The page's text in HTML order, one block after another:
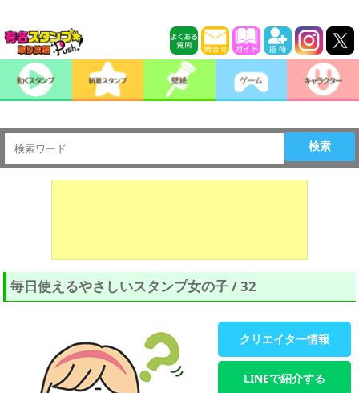
検索
毎日使えるやさしいスタンプ女の子 / 32
クリエイター情報
LINEで紹介する